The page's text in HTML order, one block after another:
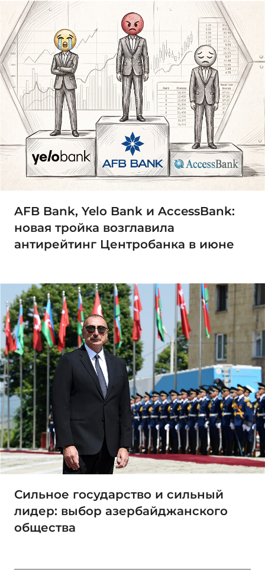
AFB Bank, Yelo Bank и AccessBank:
новая тройка возглавила
антирейтинг Центробанка в июне
Сильное государство и сильный
лидер: выбор азербайджанского
общества